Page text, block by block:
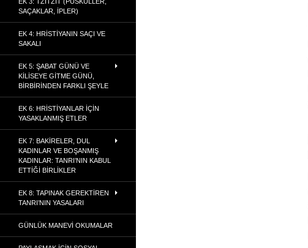
SAÇAKLAR, İPLER)
EK 4: HRISTIYANIN SAÇI VE
SAKALI
EK 5: ŞABAT GÜNÜ VE
KILISEYE GITME GÜNÜ,
BIRBIRINDEN FARKLI ŞEYLE
EK 6: HRISTIYANLAR İÇIN
YASAKLANMIŞ ETLER
EK 7: BAKIRELER, DUL
KADINLAR VE BOŞANMIŞ
KADINLAR: TANRI’NIN KABUL
ETTIĞI BIRLIKLER
EK 8: TAPINAK GEREKTIREN
TANRI’NIN YASALARI
GÜNLÜK MANEVI OKUMALAR